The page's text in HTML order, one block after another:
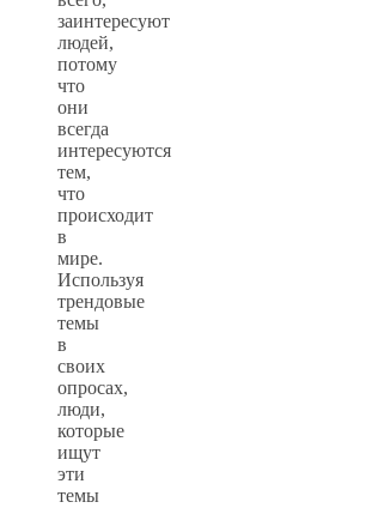
заинтересуют
людей,
потому
что
они
всегда
интересуются
тем,
что
происходит
в
мире.
Используя
трендовые
темы
в
своих
опросах,
люди,
которые
ищут
эти
темы